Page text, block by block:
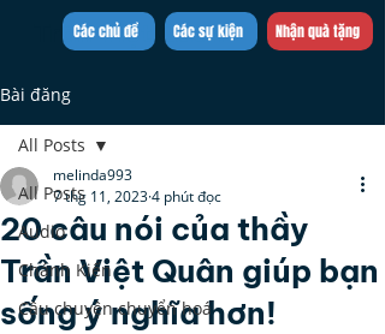
Trần Việt Quân
Các sự kiện
Các chủ đề Nhận quà tặng
Bài đăng
All Posts
Audio
Chánh Kiến
Câu chuyện chuyển hoá
All Posts
20 câu nói của thầy
Trần Việt Quân giúp bạn
sống ý nghĩa hơn!
melinda993
7 thg 11, 20234 phút đọc